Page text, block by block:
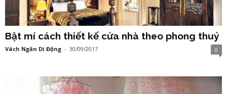
Bật mí cách thiết kế cửa nhà theo phong thuỷ
Vách Ngăn Di Động - 30/09/2017 0